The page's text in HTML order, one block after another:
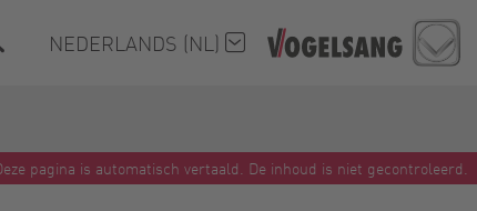
NEDERLANDS (NL)
pagina is automatisch vertaald. De inhoud is niet gecontroleerd.